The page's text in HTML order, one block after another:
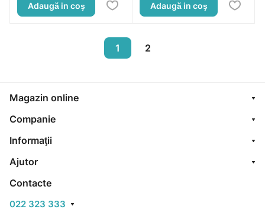
Adaugă in coş Adaugă in coş
1 2
Magazin online
Companie
Informaţii
Ajutor
Contacte
022 323 333